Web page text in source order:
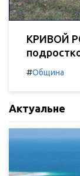
КРИВОЙ
#Община
Актуальне